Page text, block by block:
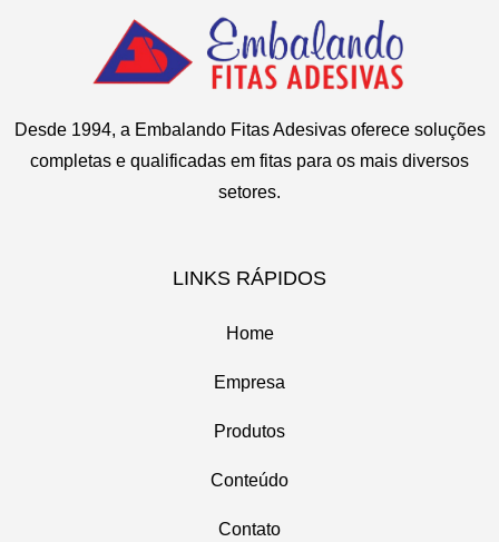
Desde 1994, a Embalando Fitas Adesivas oferece soluções
completas e qualificadas em fitas para os mais diversos
setores.
LINKS RÁPIDOS
Home
Empresa
Produtos
Conteúdo
Contato